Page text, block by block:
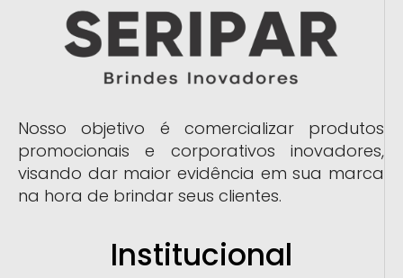
Nosso objetivo é comercializar produtos
promocionais e corporativos inovadores,
visando dar maior evidência em sua marca
na hora de brindar seus clientes.
Institucional